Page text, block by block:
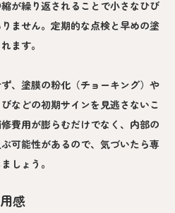
が繰り返されることで小さなひび
ません。定期的な点検と早めの塗
ます。
、塗膜の粉化（チョーキング）や
などの初期サインを見逃さないこ
費用が膨らむだけでなく、内部の
可能性があるので、気づいたら専
しょう。
感